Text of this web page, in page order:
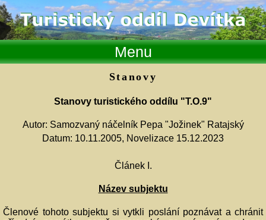
Menu
Stanovy
Stanovy turistického oddílu "T.O.9"
Autor: Samozvaný náčelník Pepa "Jožinek" Ratajský
Datum: 10.11.2005, Novelizace 15.12.2023
Článek I.
Název subjektu
Členové tohoto subjektu si vytkli poslání poznávat a chránit